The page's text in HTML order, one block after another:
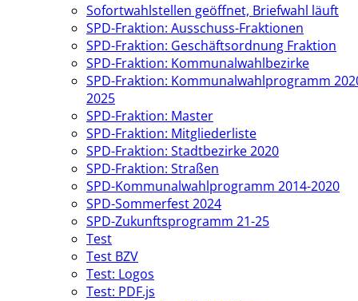
Sofortwahlstellen geöffnet, Briefwahl läuft
SPD-Fraktion: Ausschuss-Fraktionen
SPD-Fraktion: Geschäftsordnung Fraktion
SPD-Fraktion: Kommunalwahlbezirke
SPD-Fraktion: Kommunalwahlprogramm
2025
SPD-Fraktion: Master
SPD-Fraktion: Mitgliederliste
SPD-Fraktion: Stadtbezirke 2020
SPD-Fraktion: Straßen
SPD-Kommunalwahlprogramm 2014-2020
SPD-Sommerfest 2024
SPD-Zukunftsprogramm 21-25
Test
Test BZV
Test: Logos
Test: PDF.js